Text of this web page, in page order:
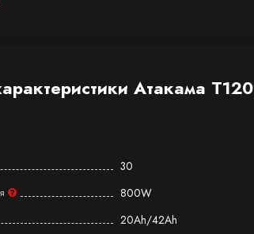
110-240V, 2,5A
Атакама Т120
30
800W
20Ah/42Ah